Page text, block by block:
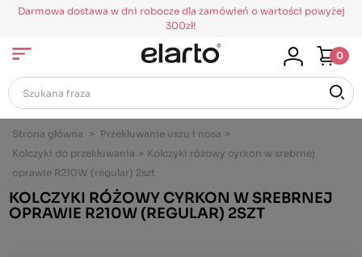
Darmowa dostawa w dni robocze dla zamówień o wartości powyżej
300zł!
0
Strona główna > Przekłuwanie uszu i nosa >
Kolczyki do przekłuwania > Kolczyki różowy cyrkon w srebrnej
oprawie R210W (regular) 2szt
KOLCZYKI RÓŻOWY CYRKON W SREBRNEJ
OPRAWIE R210W (REGULAR) 2SZT